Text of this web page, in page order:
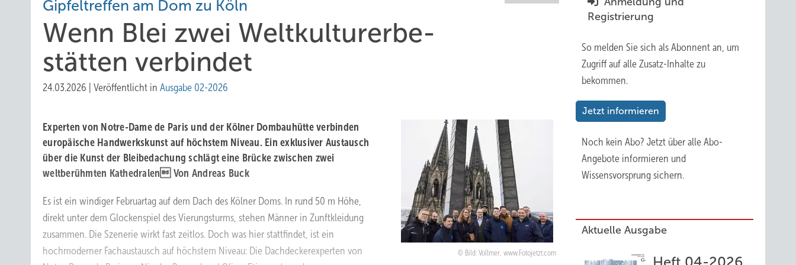
Gipfeltreffen am Dom zu Köln
Wenn Bl ei zwei Weltkulturerbe­
stätten verbindet
24.03.2026 Veröffentlicht in Ausgabe 02-2026
Bild: Vollmer, www.Fotojetzt.com
Experten von Notre-Dame de Paris und der Kölner Dombauhütte verbinden
europäische Handwerkskunst auf höchstem Niveau. Ein exklusiver Austausch
über die Kunst der Bleibedachung schlägt eine Brücke zwischen zwei
weltberühmten Kathedralen  Von Andreas Buck
Es ist ein windiger Februartag auf dem Dach des Kölner Doms. In rund 50 m Höhe,
direkt unter dem Glockenspiel des Vierungsturms, stehen Männer in Zunftkleidung
zusammen. Die Szenerie wirkt fast zeitlos. Doch was hier stattfindet, ist ein
hochmoderner Fachaustausch auf höchstem Niveau: Die Dachdeckerexperten von
Registrierung
So melden Sie sich als Abonnent an, um
Zugriff auf alle Zusatz-Inhalte zu
bekommen.
Jetzt informieren
Noch kein Abo? Jetzt über alle Abo-
Angebote informieren und
Wissensvorsprung sichern.
Aktuelle Ausgabe